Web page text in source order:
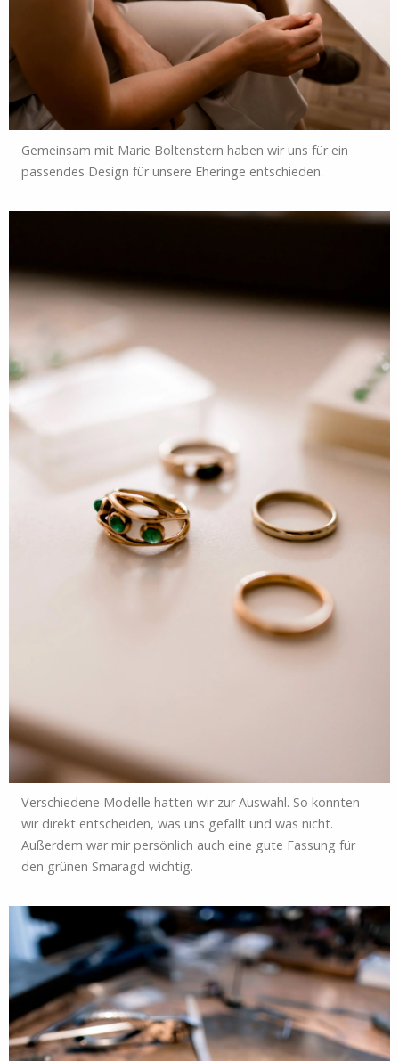
Gemeinsam mit Marie Boltenstern haben wir uns für ein
passendes Design für unsere Eheringe entschieden.
Verschiedene Modelle hatten wir zur Auswahl. So konnten
wir direkt entscheiden, was uns gefällt und was nicht.
Außerdem war mir persönlich auch eine gute Fassung für
den grünen Smaragd wichtig.